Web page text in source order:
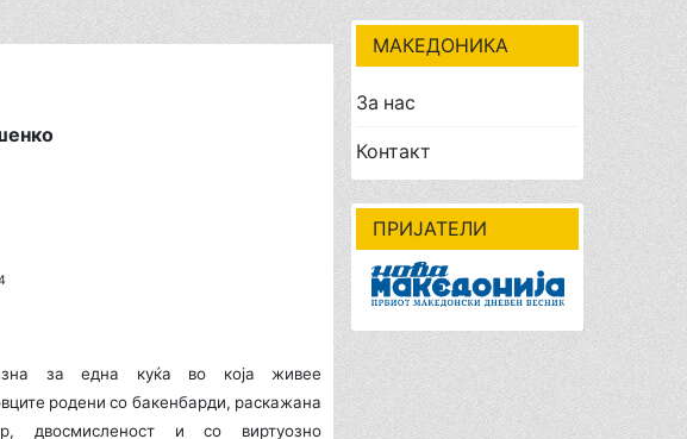
за една куќа во која живее
родени со бакенбарди, раскажана
двосмисленост и со виртуозно
МАКЕДОНИКА
За нас
Контакт
ПРИЈАТЕЛИ